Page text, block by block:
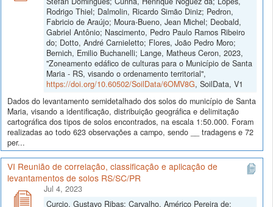
Rodrigo Thiel; Dalmolin, Ricardo Simão Diniz; Pedron,
Fabricio de Araújo; Moura-Bueno, Jean Michel; Deobald,
Gabriel Antônio; Nascimento, Pedro Paulo Ramos Ribeiro
do; Dotto, André Carnieletto; Flores, João Pedro Moro;
Bernich, Emilio Buchanelli; Lange, Matheus Ceron, 2023,
"Zoneamento edáfico de culturas para o Município de Santa
Maria - RS, visando o ordenamento territorial",
https://doi.org/10.60502/SoilData/6OMV8G, SoilData, V1
Dados do levantamento semidetalhado dos solos do município de Santa
Maria, visando a identificação, distribuição geográfica e delimitação
cartográfica dos tipos de solos encontrados, na escala 1:50.000. Foram
realizadas ao todo 623 observações a campo, sendo __ tradagens e 72
per...
VI Reunião de correlação, classificação e aplicação de
levantamentos de solos RS/SC/PR
Jul 4, 2023
Curcio, Gustavo Ribas; Carvalho, Américo Pereira de;